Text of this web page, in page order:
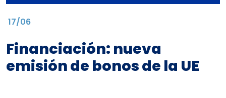
17/06
Financiación: nueva
emisión de bonos de la UE